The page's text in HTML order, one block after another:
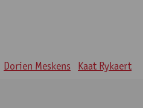
Dorien Meskens Kaat Rykaert